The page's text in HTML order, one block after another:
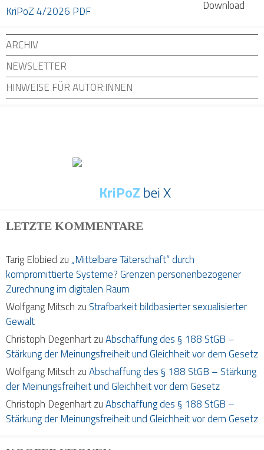
KriPoZ 4/2026 PDF
ARCHIV
NEWSLETTER
HINWEISE FÜR AUTOR:INNEN
KriPoZbei X
LETZTE KOMMENTARE
Tarig Elobied zu„Mittelbare Täterschaft“ durch
kompromittierte Systeme? Grenzen personenbezogener
Zurechnung im digitalen Raum
Wolfgang Mitsch zu Strafbarkeit bildbasierter sexualisierter
Gewalt
Christoph DegenhartzuAbschaffung des § 188 StGB –
Stärkung der Meinungsfreiheit und Gleichheit vor dem Gesetz
Wolfgang Mitsch zuAbschaffung des § 188 StGB – Stärkung
der Meinungsfreiheit und Gleichheit vor dem Gesetz
Christoph DegenhartzuAbschaffung des § 188 StGB –
Stärkung der Meinungsfreiheit und Gleichheit vor dem Gesetz